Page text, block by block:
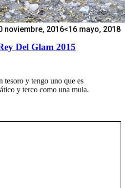
noviembre, 2016<16 mayo, 2018
Del Glam 2015
tesoro y tengo uno que es
y terco como una mula.